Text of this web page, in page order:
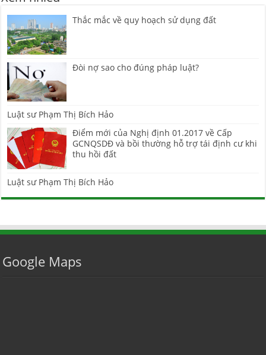
Thắc mắc về quy hoạch sử dụng đất
Đòi nợ sao cho đúng pháp luật?
Luật sư Phạm Thị Bích Hảo
Điểm mới của Nghị định 01.2017 về Cấp
GCNQSDĐ và bồi thường hỗ trợ tái định cư khi
thu hồi đất
Luật sư Phạm Thị Bích Hảo
Google Maps